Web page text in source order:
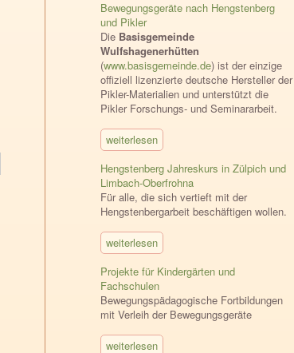
Bewegungsgeräte nach Hengstenberg
und Pikler
Die Basisgemeinde
Wulfshagenerhütten
(www.basisgemeinde.de) ist der einzige
offiziell lizenzierte deutsche Hersteller der
Pikler-Materialien und unterstützt die
Pikler Forschungs- und Seminararbeit.
weiterlesen
Hengstenberg Jahreskurs in Zülpich und
Limbach-Oberfrohna
Für alle, die sich vertieft mit der
Hengstenbergarbeit beschäftigen wollen.
weiterlesen
Projekte für Kindergärten und
Fachschulen
Bewegungspädagogische Fortbildungen
mit Verleih der Bewegungsgeräte
weiterlesen